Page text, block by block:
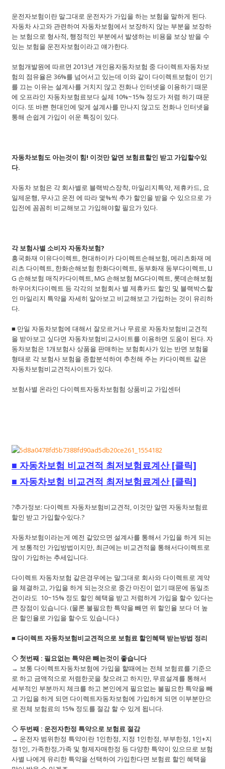
운전자보험이란 말그대로 운전자가 가입을 하는 보험을 말하게 된다.
자동차 사고와 관련하여 자동차보험에서 보장하지 않는 부분을 보장하
는 보험으로 형사적, 행정적인 부분에서 발생하는 비용을 보상 받을 수
있는 보험을 운전자보험이라고 얘가한다.
보험개발원에 따르면 2013년 개인용자동차보험 중 다이렉트자동차보
험의 점유율은 36%를 넘어서고 있는데 이와 같이 다이렉트보험이 인기
를 끄는 이유는 설계사를 거치지 않고 전화나 인터넷을 이용하기 때문
에 오프라인 자동차보험료보다 실제 10%~15% 정도가 저렴 하기 때문
이다. 또 바쁜 현대인에 맞게 설계사를 만나지 않고도 전화나 인터넷을
통해 손쉽게 가입이 쉬운 특징이 있다.
자동차보험도 아는것이 힘! 이것만 알면 보험료할인 받고 가입할수있
다.
자동차 보험은 각 회사별로 블랙박스장착, 마일리지특약, 제휴카드, 요
일제운행, 무사고 운전 에 따라 몇%씩 추가 할인을 받을 수 있으므로 가
입전에 꼼꼼히 비교해보고 가입해야할 필요가 있다.
각 보험사별 소비자 자동차보험?
흥국화재 이유다이렉트, 현대하이카 다이렉트손해보험, 메리츠화재 메
리츠 다이렉트, 한화손해보험 한화다이렉트, 동부화재 동부다이렉트, LI
G 손해보험 매직카다이렉트, MG 손해보험 MG다이렉트, 롯데손해보험
하우머치다이렉트 등 각각의 보험회사 별 제휴카드 할인 및 블랙박스할
인 마일리지 특약을 자세히 알아보고 비교해보고 가입하는 것이 유리하
다.
■ 만일 자동차보험에 대해서 잘모르거나 무료로 자동차보험비교견적
을 받아보고 싶다면 자동차보험비교사이트를 이용하면 도움이 된다. 자
동차보험은 1개보험사 상품을 판매하는 보험회사가 있는 반면 보험몰
형태로 각 보험사 보험을 종합분석하여 추천해 주는 카다이렉트 같은
자동차보험비교견적사이트가 있다.
보험사별 온라인 다이렉트자동차보험험 상품비교 가입센터
■ 자동차보험 비교견적 최저보험료계산 [클릭]
■ 자동차보험 비교견적 최저보험료계산 [클릭]
?추가정보: 다이렉트 자동차보험비교견적, 이것만 알면 자동차보험료
할인 받고 가입할수있다.?
자동차보험이라는게 예전 같았으면 설계사를 통해서 가입을 하게 되는
게 보통적인 가입방법이지만, 최근에는 비교견적을 통해서다이렉트로
많이 가입하는 추세입니다.
다이렉트 자동차보험 같은경우에는 말그대로 회사와 다이렉트로 계약
을 체결하고, 가입을 하게 되는것으로 중간 마진이 없기 때문에 동일조
건이라도 10~15% 정도 할인 혜택을 받고 저렴하게 가입을 할수 있다는
큰 장점이 있습니다. (물론 불필요한 특약을 빼면 위 할인율 보다 더 높
은 할인율로 가입을 할수도 있습니다.)
■ 다이렉트 자동차보험비교견적으로 보험료 할인혜택 받는방법 정리
◇ 첫번째 : 필요없는 특약은 빼는것이 좋습니다
→ 보통 다이렉트자동차보험에 가입을 할때에는 전체 보험료를 기준으
로 하고 금액적으로 저렴한곳을 찾으려고 하지만, 무료설계를 통해서
세부적인 부분까지 체크를 하고 본인에게 필요없는 불필요한 특약을 빼
고 가입을 하게 되면 다이렉트자동차보험에 가입하게 되면 이부분만으
로 전체 보험료의 15% 정도를 절감 할 수 있게 됩니다.
◇ 두번째 : 운전자한정 특약으로 보험료 절감
→ 운전자 범위한정 특약이란 1인한정, 지정 1인한정, 부부한정, 1인+지
정1인, 가족한정,가족 및 형제자매한정 등 다양한 특약이 있으므로 보험
사별 나에게 유리한 특약을 선택하여 가입한다면 보험료 할인 혜택을